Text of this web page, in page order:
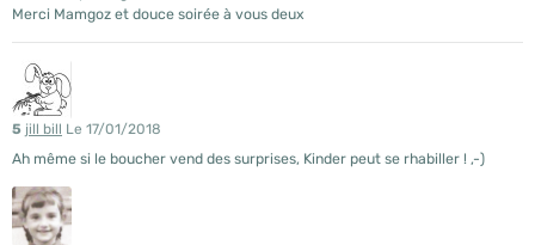
Merci Mamgoz et douce soirée à vous deux
5 jill bill Le 17/01/2018
Ah même si le boucher vend des surprises, Kinder peut se rhabiller ! ,-)